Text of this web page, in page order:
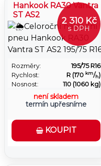
Hankook RA30 Vantra
ST AS2
2 310 Kč
s DPH
Rozměry:
195/75 R16
Rychlost:
R (170 km/h)
Nosnost:
110 (1060 kg)
není skladem
termín upřesníme
KOUPIT